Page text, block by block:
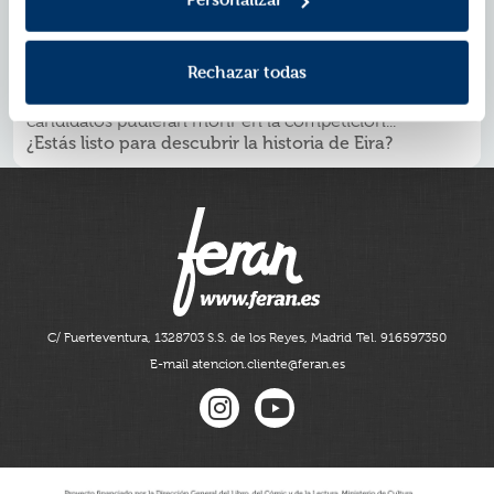
Rechazar todas
estaba atormentando salen a la luz.
Preparada para ganar. Pero no estaba lista para el precio
que tendría que pagar. Porque nadie esperaba que los
candidatos pudieran morir en la competición...
¿Estás listo para descubrir la historia de Eira?
C/ Fuerteventura, 1328703 S.S. de los Reyes, Madrid Tel. 916597350
E-mail atencion.cliente@feran.es